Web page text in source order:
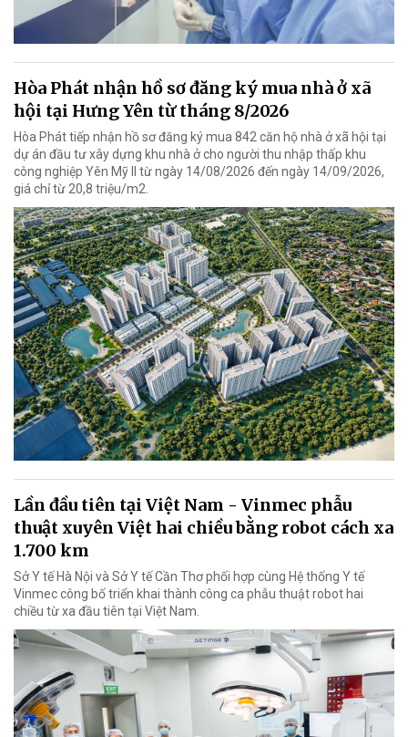
Hòa Phát nhận hồ sơ đăng ký mua nhà ở xã
hội tại Hưng Yên từ tháng 8/2026
Hòa Phát tiếp nhận hồ sơ đăng ký mua 842 căn hộ nhà ở xã hội tại
dự án đầu tư xây dựng khu nhà ở cho người thu nhập thấp khu
công nghiệp Yên Mỹ II từ ngày 14/08/2026 đến ngày 14/09/2026,
giá chỉ từ 20,8 triệu/m2.
Lần đầu tiên tại Việt Nam - Vinmec phẫu
thuật xuyên Việt hai chiều bằng robot cách xa
1.700 km
Sở Y tế Hà Nội và Sở Y tế Cần Thơ phối hợp cùng Hệ thống Y tế
Vinmec công bố triển khai thành công ca phẫu thuật robot hai
chiều từ xa đầu tiên tại Việt Nam.